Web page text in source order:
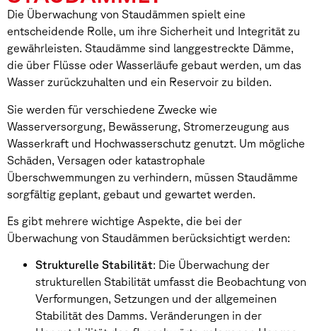
Die Überwachung von Staudämmen spielt eine
entscheidende Rolle, um ihre Sicherheit und Integrität zu
gewährleisten. Staudämme sind langgestreckte Dämme,
die über Flüsse oder Wasserläufe gebaut werden, um das
Wasser zurückzuhalten und ein Reservoir zu bilden.
Sie werden für verschiedene Zwecke wie
Wasserversorgung, Bewässerung, Stromerzeugung aus
Wasserkraft und Hochwasserschutz genutzt. Um mögliche
Schäden, Versagen oder katastrophale
Überschwemmungen zu verhindern, müssen Staudämme
sorgfältig geplant, gebaut und gewartet werden.
Es gibt mehrere wichtige Aspekte, die bei der
Überwachung von Staudämmen berücksichtigt werden:
Strukturelle Stabilität: Die Überwachung der
strukturellen Stabilität umfasst die Beobachtung von
Verformungen, Setzungen und der allgemeinen
Stabilität des Damms. Veränderungen in der